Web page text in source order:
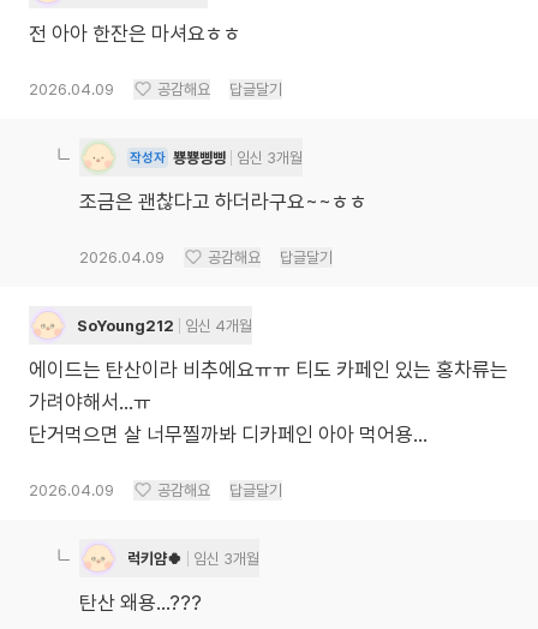
전 아아 한잔은 마셔요ㅎㅎ
2026.04.09 공감해요 답글달기
작성자 뿅뿅삥삥 임신 3개월
조금은 괜찮다고 하더라구요~~ㅎㅎ
2026.04.09 공감해요 답글달기
SoYoung212 임신 4개월
에이드는 탄산이라 비추에요ㅠㅠ 티도 카페인 있는 홍차류는
가려야해서…ㅠ
단거먹으면 살 너무찔까봐 디카페인 아아 먹어용…
2026.04.09 공감해요 답글달기
럭키얌🍀 임신 3개월
탄산 왜용…???